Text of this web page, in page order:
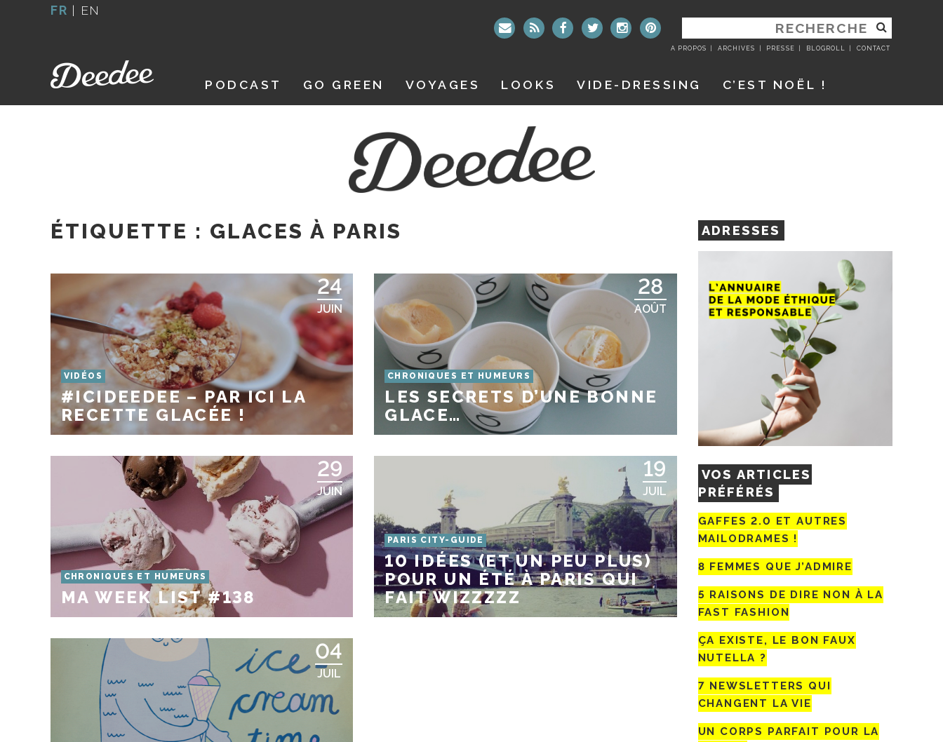
FR | EN
RECHERCHER
:
A PROPOS ARCHIVES PRESSE BLOGROLL CONTACT
PODCAST GO GREEN VOYAGES LOOKS VIDE-DRESSING C’EST NOËL !
ÉTIQUETTE : GLACES À PARIS
24
JUIN
VIDÉOS
#ICIDEEDEE – PAR ICI LA
RECETTE GLACÉE !
28
AOÛT
CHRONIQUES ET HUMEURS
LES SECRETS D’UNE BONNE
GLACE…
29
JUIN
CHRONIQUES ET HUMEURS
MA WEEK LIST #138
19
JUIL
PARIS CITY-GUIDE
10 IDÉES (ET UN PEU PLUS)
POUR UN ÉTÉ À PARIS QUI
FAIT WIZZZZZ
04
JUIL
ADRESSES
VOS ARTICLES
PRÉFÉRÉS
GAFFES 2.0 ET AUTRES
MAILODRAMES !
8 FEMMES QUE J’ADMIRE
5 RAISONS DE DIRE NON À LA
FAST FASHION
ÇA EXISTE, LE BON FAUX
NUTELLA ?
7 NEWSLETTERS QUI
CHANGENT LA VIE
UN CORPS PARFAIT POUR LA